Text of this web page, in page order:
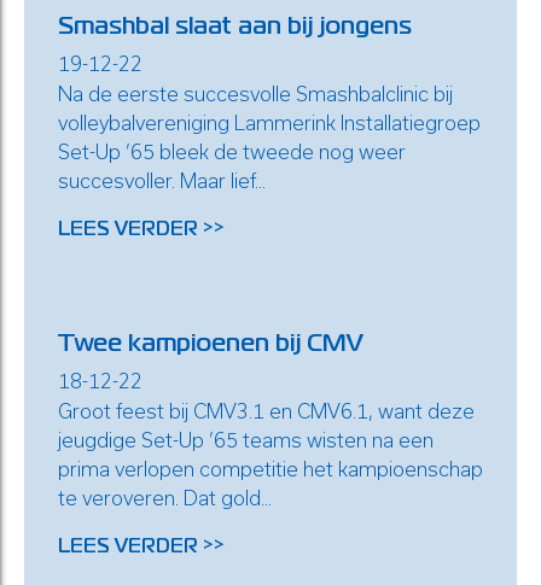
Smashbal slaat aan bij jongens
19-12-22
Na de eerste succesvolle Smashbalclinic bij
volleybalvereniging Lammerink Installatiegroep
Set-Up ’65 bleek de tweede nog weer
succesvoller. Maar lief...
LEES VERDER >>
Twee kampioenen bij CMV
18-12-22
Groot feest bij CMV3.1 en CMV6.1, want deze
jeugdige Set-Up ’65 teams wisten na een
prima verlopen competitie het kampioenschap
te veroveren. Dat gold...
LEES VERDER >>